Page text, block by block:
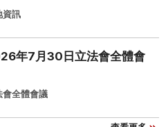
資訊
年7月30日立法會全體會
會全體會議